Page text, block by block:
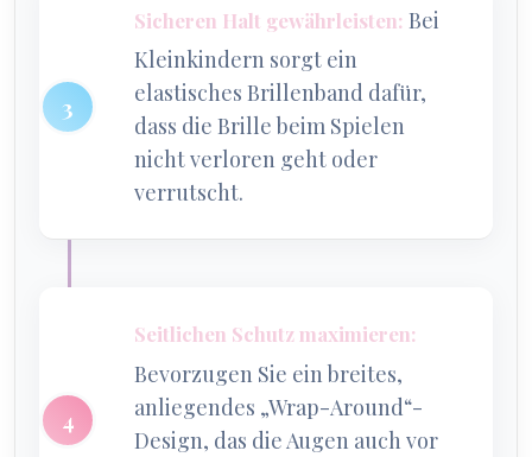
Sicheren Halt gewährleisten: Bei
Kleinkindern sorgt ein
elastisches Brillenband dafür,
dass die Brille beim Spielen
nicht verloren geht oder
verrutscht.
Seitlichen Schutz maximieren:
Bevorzugen Sie ein breites,
anliegendes „Wrap-Around“-
Design, das die Augen auch vor